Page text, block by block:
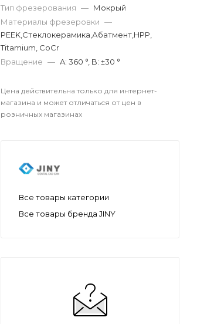
Тип фрезерования — Мокрый
Материалы фрезеровки —
PEEK,Cтеклокерамика,Абатмент,HPP,
Titamium, CoCr
Вращение — A: 360 °, B: ±30 °
Цена действительна только для интернет-
магазина и может отличаться от цен в
розничных магазинах
Все товары категории
Все товары бренда JINY